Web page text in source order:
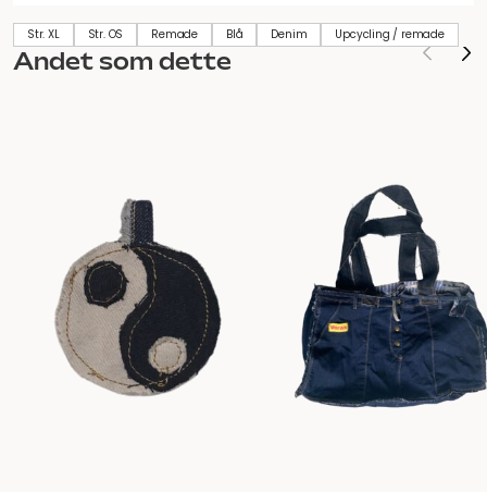
Str. XL Str. OS Remade Blå Denim Upcycling / remade
Andet som dette